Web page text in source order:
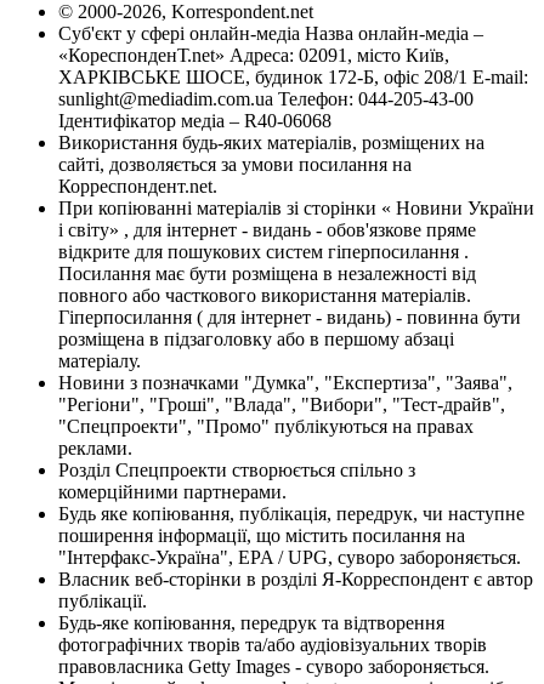
© 2000-2026, Korrespondent.net
Суб'єкт у сфері онлайн-медіа Назва онлайн-медіа –
«КореспонденТ.net» Адреса: 02091, місто Київ,
ХАРКІВСЬКЕ ШОСЕ, будинок 172-Б, офіс 208/1 E-mail:
sunlight@mediadim.com.ua Телефон: 044-205-43-00
Ідентифікатор медіа – R40-06068
Використання будь-яких матеріалів, розміщених на
сайті, дозволяється за умови посилання на
Корреспондент.net.
При копіюванні матеріалів зі сторінки « Новини України
і світу» , для інтернет - видань - обов'язкове пряме
відкрите для пошукових систем гіперпосилання .
Посилання має бути розміщена в незалежності від
повного або часткового використання матеріалів.
Гіперпосилання ( для інтернет - видань) - повинна бути
розміщена в підзаголовку або в першому абзаці
матеріалу.
Новини з позначками "Думка", "Експертиза", "Заява",
"Регіони", "Гроші", "Влада", "Вибори", "Тест-драйв",
"Спецпроекти", "Промо" публікуються на правах
реклами.
Розділ Спецпроекти створюється спільно з
комерційними партнерами.
Будь яке копіювання, публікація, передрук, чи наступне
поширення інформації, що містить посилання на
"Інтерфакс-Україна", EPA / UPG, суворо забороняється.
Власник веб-сторінки в розділі Я-Корреспондент є автор
публікації.
Будь-яке копіювання, передрук та відтворення
фотографічних творів та/або аудіовізуальних творів
правовласника Getty Images - суворо забороняється.